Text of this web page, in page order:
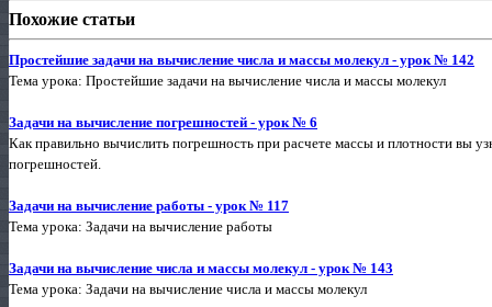
Похожие статьи
Простейшие задачи на вычисление числа и массы молекул - урок № 142
Тема урока: Простейшие задачи на вычисление числа и массы молекул
Задачи на вычисление погрешностей - урок № 6
Как правильно вычислить погрешность при расчете массы и плотности вы
погрешностей.
Задачи на вычисление работы - урок № 117
Тема урока: Задачи на вычисление работы
Задачи на вычисление числа и массы молекул - урок № 143
Тема урока: Задачи на вычисление числа и массы молекул